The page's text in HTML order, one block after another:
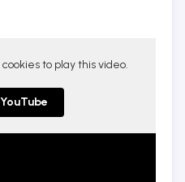
to play this video.